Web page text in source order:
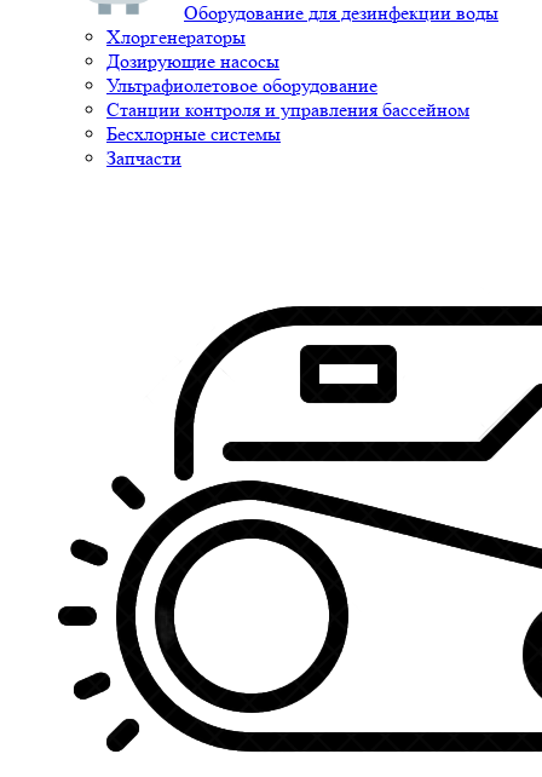
Оборудование для дезинфекции воды
Хлоргенераторы
Дозирующие насосы
Ультрафиолетовое оборудование
Станции контроля и управления бассейном
Бесхлорные системы
Запчасти